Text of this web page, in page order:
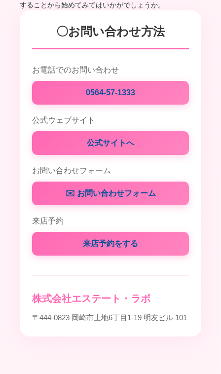
することから始めてみてはいかがでしょうか。
〇お問い合わせ方法
お電話でのお問い合わせ
0564-57-1333
公式ウェブサイト
公式サイトへ
お問い合わせフォーム
✉️ お問い合わせフォーム
来店予約
来店予約をする
株式会社エステート・ラボ
〒444-0823 岡崎市上地6丁目1-19 明友ビル 101